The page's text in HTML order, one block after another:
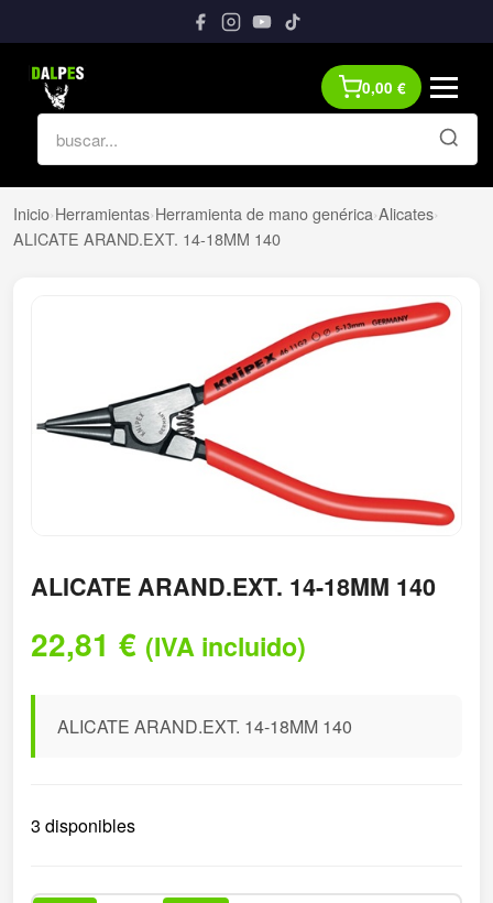
0,00 €
Inicio›Herramientas›Herramienta de mano genérica›Alicates›
ALICATE ARAND.EXT. 14-18MM 140
ALICATE ARAND.EXT. 14-18MM 140
22,81 € (IVA incluido)
ALICATE ARAND.EXT. 14-18MM 140
3 disponibles